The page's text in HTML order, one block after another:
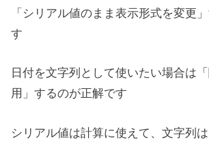
「シリアル値のまま表示形式を変更
す
日付を文字列として使いたい場合は
用」するのが正解です
シリアル値は計算に使えて、文字列